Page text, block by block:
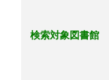
検索対象図書館